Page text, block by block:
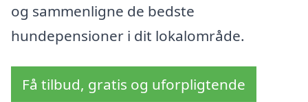
og sammenligne de bedste
hundepensioner i dit lokalområde.
Få tilbud, gratis og uforpligtende